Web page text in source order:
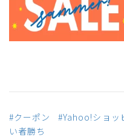
#クーポン #Yahoo!ショッ
い者勝ち